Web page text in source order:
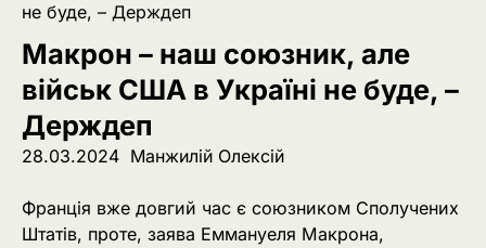
не буде, – Держдеп
Макрон – наш союзник, але
військ США в Україні не буде, –
Держдеп
28.03.2024 Манжилій Олексій
Франція вже довгий час є союзником Сполучених
Штатів, проте, заява Еммануеля Макрона,